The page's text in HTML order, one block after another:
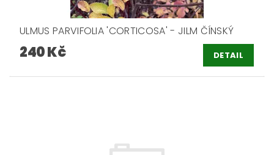
ULMUS PARVIFOLIA 'CORTICOSA' - JILM ČÍNSKÝ
240 Kč DETAIL